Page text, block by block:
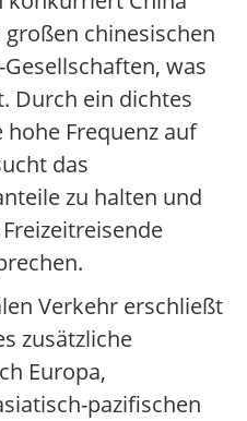
chinesischen
was
Durch ein dichtes
Frequenz auf
das
zu halten und
Verkehr erschließt
zusätzliche
Europa,
pazifischen